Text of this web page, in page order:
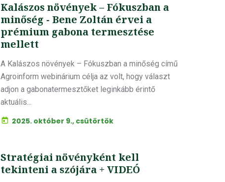
Kalászos növények – Fókuszban a
minőség - Bene Zoltán érvei a
prémium gabona termesztése
mellett
A Kalászos növények – Fókuszban a minőség című
Agroinform webinárium célja az volt, hogy választ
adjon a gabonatermesztőket leginkább érintő
aktuális...
2025. október 9., csütörtök
Stratégiai növényként kell
tekinteni a szójára + VIDEÓ